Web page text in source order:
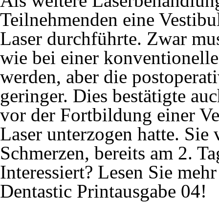
Teilnehmenden eine
Laser durchführte. Zwar
wie bei einer
werden, aber die
geringer. Dies bestätigte
vor der Fortbildung einer
Laser unterzogen hatte.
Schmerzen, bereits am 2.
Interessiert? Lesen Sie
Dentastic Printausgabe 04!